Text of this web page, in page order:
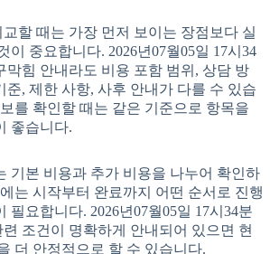
할 때는 가장 먼저 보이는 장점보다 실
이 중요합니다. 2026년07월05일 17시34
막힘 안내라도 비용 포함 범위, 상담 방
준, 제한 사항, 사후 안내가 다를 수 있습
를 확인할 때는 같은 기준으로 항목을
좋습니다.
기본 비용과 추가 비용을 나누어 확인하
는 시작부터 완료까지 어떤 순서로 진행
필요합니다. 2026년07월05일 17시34분
조건이 명확하게 안내되어 있으면 현
더 안정적으로 할 수 있습니다.